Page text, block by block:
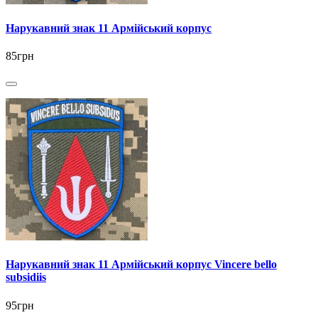
Нарукавний знак 11 Армійський корпус
85грн
Нарукавний знак 11 Армійський корпус Vincere bello
subsidiis
95грн